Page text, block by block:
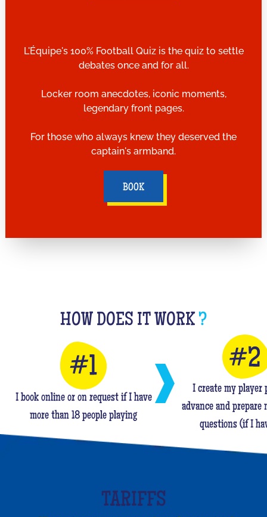
L'Équipe's 100% Football Quiz is the quiz to settle
debates once and for all.
Locker room anecdotes, iconic moments,
legendary front pages.
For those who always knew they deserved the
captain's armband.
BOOK
HOW DOES IT WORK ?
I book online or on request if I have
more than 18 people playing
I create my player
advance and prepare
questions (if I
TARIFFS